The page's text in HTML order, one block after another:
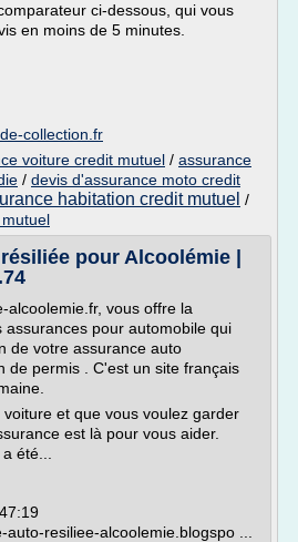
ci-dessous, qui vous
en moins de 5 minutes.
collection.fr
voiture credit mutuel / assurance
/ devis d'assurance moto credit
habitation credit mutuel /
pour Alcoolémie |
alcoolemie.fr, vous offre la
assurances pour automobile qui
de votre assurance auto
de permis . C'est un site français
et que vous voulez garder
est là pour vous aider.
été...
resiliee-alcoolemie.blogspo ...